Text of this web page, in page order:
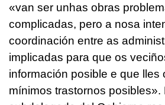
«van ser unhas obras
complicadas, pero a nosa
coordinación entre as
implicadas para que os
información posible e que lles
mínimos trastornos posibles».